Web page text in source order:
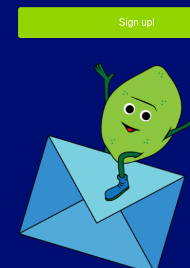
ÜBER UNS
KONTAKT
SHOP
SPENDEN SIE
Sign up!